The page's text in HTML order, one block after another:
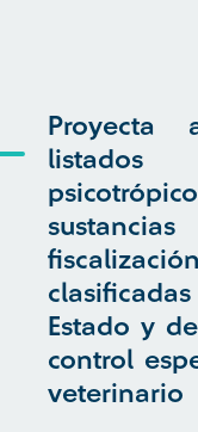
Proyecta
listados
Estado y
control
veterinario